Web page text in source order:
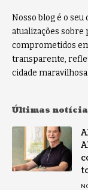
Nosso blog é o
atualizações sobre
comprometidos
transparente,
cidade maravilhosa.
Últimas